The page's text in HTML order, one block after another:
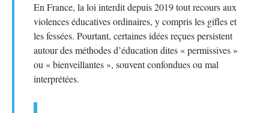
En France, la loi interdit depuis 2019 tout recours aux
violences éducatives ordinaires, y compris les gifles et
les fessées. Pourtant, certaines idées reçues persistent
autour des méthodes d’éducation dites « permissives »
ou « bienveillantes », souvent confondues ou mal
interprétées.